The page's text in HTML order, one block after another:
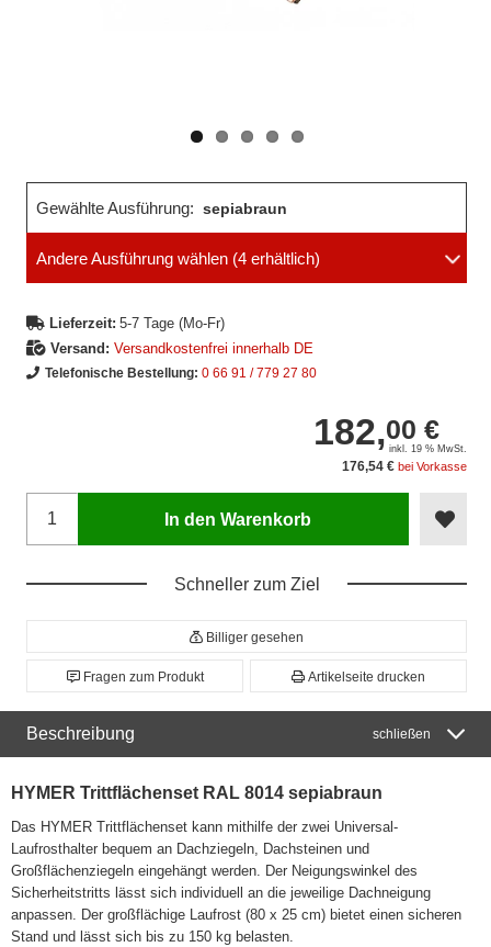
Gewählte Ausführung: sepiabraun
Andere Ausführung wählen (4 erhältlich)
Lieferzeit: 5-7 Tage (Mo-Fr)
Versand: Versandkostenfrei innerhalb DE
Telefonische Bestellung: 0 66 91 / 779 27 80
182,00 €
inkl. 19 % MwSt.
176,54 € bei Vorkasse
In den Warenkorb
Schneller zum Ziel
Billiger gesehen
Fragen zum Produkt Artikelseite drucken
Beschreibung schließen
HYMER Trittflächenset RAL 8014 sepiabraun
Das HYMER Trittflächenset kann mithilfe der zwei Universal-
Laufrosthalter bequem an Dachziegeln, Dachsteinen und
Großflächenziegeln eingehängt werden. Der Neigungswinkel des
Sicherheitstritts lässt sich individuell an die jeweilige Dachneigung
anpassen. Der großflächige Laufrost (80 x 25 cm) bietet einen sicheren
Stand und lässt sich bis zu 150 kg belasten.